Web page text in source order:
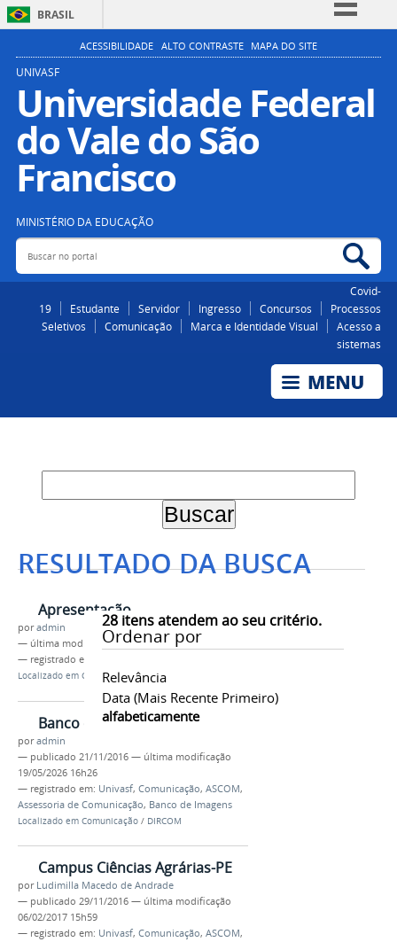
BRASIL
Simplifique!
Participe
Acesso à informação
Legislação
ACESSIBILIDADE ALTO CONTRASTE MAPA DO SITE
UNIVASF
Universidade Federal
do Vale do São
Francisco
MINISTÉRIO DA EDUCAÇÃO
Buscar no portal
Covid-
19
Estudante Servidor Ingresso Concursos
Processos
Seletivos
Comunicação Marca e Identidade Visual
Acesso a
sistemas
RESULTADO DA BUSCA
28itens atendem ao seu critério.
Ordenar por
Relevância
Data (mais Recente Primeiro)
alfabeticamente
Apresentação
poradmin
— última modificação10/01/2017 11h35
— registrado em:
Localizado em Comunicação /DIRCOM
Banco de Imagens
poradmin
— publicado 21/11/2016 — última modificação
19/05/2026 16h26
— registrado em: Univasf, Comunicação, ASCOM,
Assessoria de Comunicação, Banco de Imagens
Localizado em Comunicação / DIRCOM
Campus Ciências Agrárias-PE
por Ludimilla Macedo de Andrade
— publicado 29/11/2016 — última modificação
06/02/2017 15h59
— registrado em: Univasf, Comunicação, ASCOM,